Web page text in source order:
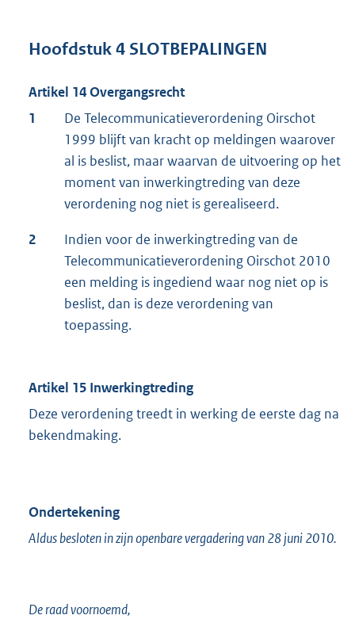
Hoofdstuk 4 SLOTBEPALINGEN
Artikel 14 Overgangsrecht
1
De Telecommunicatieverordening Oirschot
1999 blijft van kracht op meldingen waarover
al is beslist, maar waarvan de uitvoering op het
moment van inwerkingtreding van deze
verordening nog niet is gerealiseerd.
2
Indien voor de inwerkingtreding van de
Telecommunicatieverordening Oirschot 2010
een melding is ingediend waar nog niet op is
beslist, dan is deze verordening van
toepassing.
Artikel 15 Inwerkingtreding
Deze verordening treedt in werking de eerste dag na
bekendmaking.
Ondertekening
Aldus besloten in zijn openbare vergadering van 28 juni 2010.
De raad voornoemd,